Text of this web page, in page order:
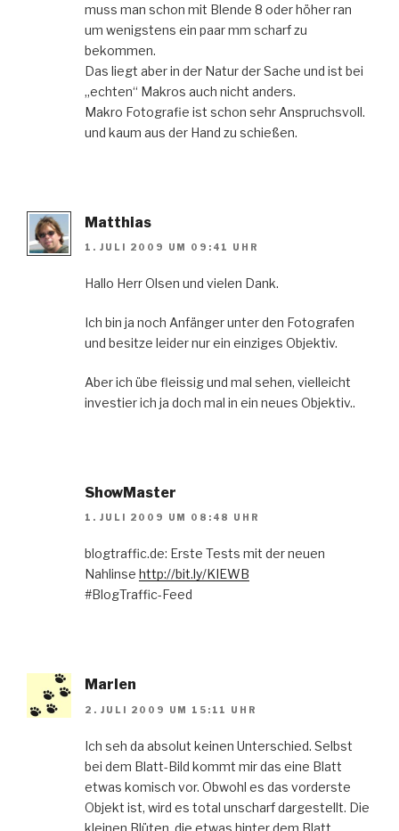
muss man schon mit Blende 8 oder höher ran
um wenigstens ein paar mm scharf zu
bekommen.
Das liegt aber in der Natur der Sache und ist bei
„echten“ Makros auch nicht anders.
Makro Fotografie ist schon sehr Anspruchsvoll.
und kaum aus der Hand zu schießen.
Matthias
1. JULI 2009 UM 09:41 UHR
Hallo Herr Olsen und vielen Dank.
Ich bin ja noch Anfänger unter den Fotografen
und besitze leider nur ein einziges Objektiv.
Aber ich übe fleissig und mal sehen, vielleicht
investier ich ja doch mal in ein neues Objektiv..
ShowMaster
1. JULI 2009 UM 08:48 UHR
blogtraffic.de: Erste Tests mit der neuen
Nahlinse http://bit.ly/KIEWB
#BlogTraffic-Feed
Marlen
2. JULI 2009 UM 15:11 UHR
Ich seh da absolut keinen Unterschied. Selbst
bei dem Blatt-Bild kommt mir das eine Blatt
etwas komisch vor. Obwohl es das vorderste
Objekt ist, wird es total unscharf dargestellt. Die
kleinen Blüten, die etwas hinter dem Blatt